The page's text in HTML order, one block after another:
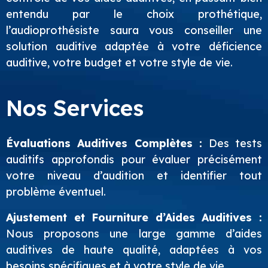
entendu par le choix prothétique,
l’audioprothésiste saura vous conseiller une
solution auditive adaptée à votre déficience
auditive, votre budget et votre style de vie.
Nos Services
Évaluations Auditives Complètes : Des tests
auditifs approfondis pour évaluer précisément
votre niveau d’audition et identifier tout
problème éventuel.
Ajustement et Fourniture d’Aides Auditives :
Nous proposons une large gamme d’aides
auditives de haute qualité, adaptées à vos